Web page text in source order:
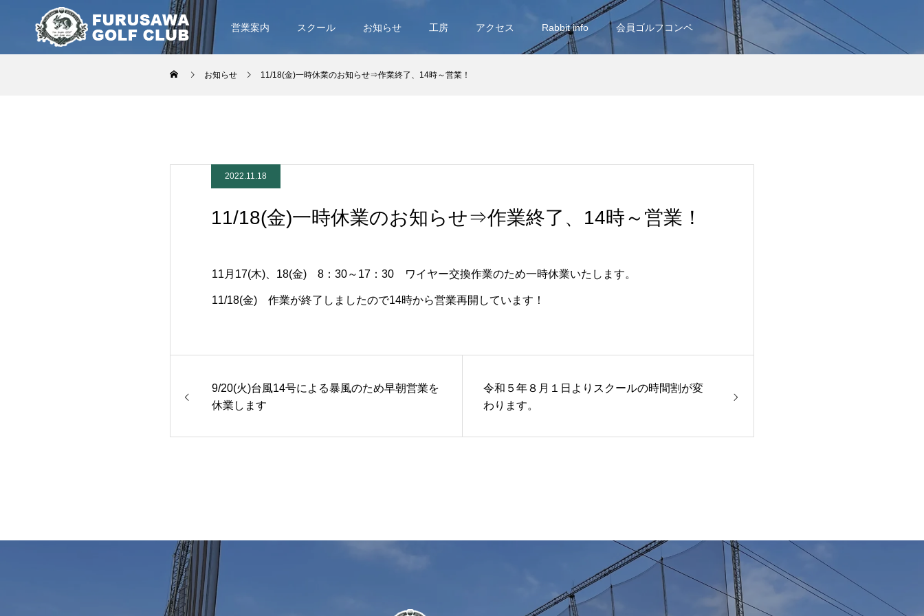
営業案内 スクール お知らせ 工房 アクセス Rabbit info 会員ゴルフコンペ
お知らせ 11/18(金)一時休業のお知らせ⇒作業終了、14時～営業！
2022.11.18
11/18(金)一時休業のお知らせ⇒作業終了、14時～営業！
11月17(木)、18(金) 8：30～17：30 ワイヤー交換作業のため一時休業いたします。
11/18(金) 作業が終了しましたので14時から営業再開しています！
9/20(火)台風14号による暴風のため早朝営業を
休業します
令和５年８月１日よりスクールの時間割が変
わります。